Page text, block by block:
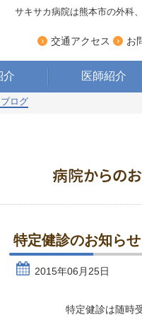
サキサカ病院は熊本市の外科
› 交通アクセス › お
介 医師紹介
ログ
特定健診のお知らせ
2015年06月25日
特定健診は随時